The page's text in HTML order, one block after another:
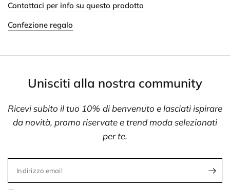
Contattaci per info su questo prodotto
Confezione regalo
Unisciti alla nostra community
Ricevi subito il tuo 10% di benvenuto e lasciati ispirare
da novità, promo riservate e trend moda selezionati
per te.
Indirizzo email